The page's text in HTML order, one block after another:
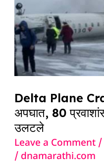
Delta Plane
अपघात, 80
उलटले
Leave a Comment
/ dnamarathi.com
:
कॅनडामध्ये
विमान
अपघात,
80
विमान
लँडिंग
दरम्यान
उलटले